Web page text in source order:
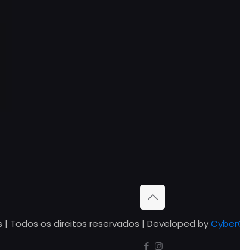
| Todos os direitos reservados | Developed by